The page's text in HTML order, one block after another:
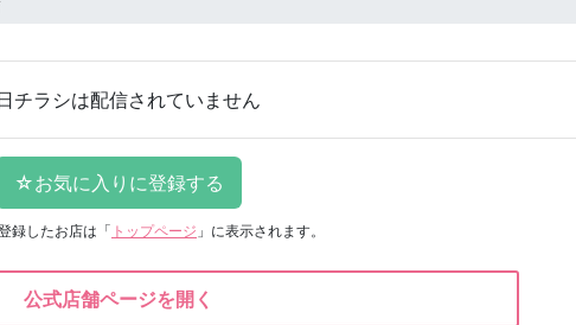
チラシは配信されていません
録したお店は 「 トップページ 」に表示されます。
公式店舗ページを開く